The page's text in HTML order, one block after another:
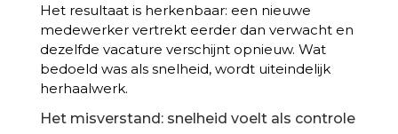
Het resultaat is herkenbaar: een nieuwe
medewerker vertrekt eerder dan verwacht en
dezelfde vacature verschijnt opnieuw. Wat
bedoeld was als snelheid, wordt uiteindelijk
herhaalwerk.
Het misverstand: snelheid voelt als controle